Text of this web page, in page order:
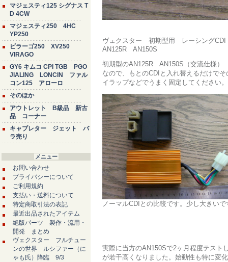
マジェスティ125 シグナス T
D 4CW
マジェスティ250 4HC
YP250
ビラーゴ250 XV250
VIRAGO
GY6 キムコ CPI TGB PGO
JIALING LONCIN ファル
コン125 アローロ
そのほか
アウトレット B級品 新古
品 コーナー
キャブレター ジェット バ
ラ売り
メニュー
お問い合わせ
プライバシーについて
ご利用規約
支払い・送料について
特定商取引法の表記
最近出品されたアイテム
絶版パーツ 製作・流用・
開発 まとめ
ヴェクスター フルチュー
ンの世界 ルシファー（に
ゃも氏）降臨 9/3
ヴェクスター 初期型用 レーシング
AN125R AN150S
初期型のAN125R AN150S（交流仕様
なので、もとのCDIと入れ替えるだけで
イラップなどでうまく固定してください
ノーマルCDIとの比較です。少し大きい
実際に当方のAN150Sで2ヶ月程度テスト
が若干高くなりました。始動性も特に変